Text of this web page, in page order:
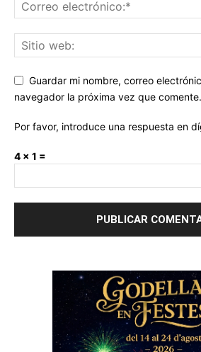
Guardar mi nombre, correo
navegador la próxima vez que comente.
Por favor, introduce una respuesta en
4 × 1 =